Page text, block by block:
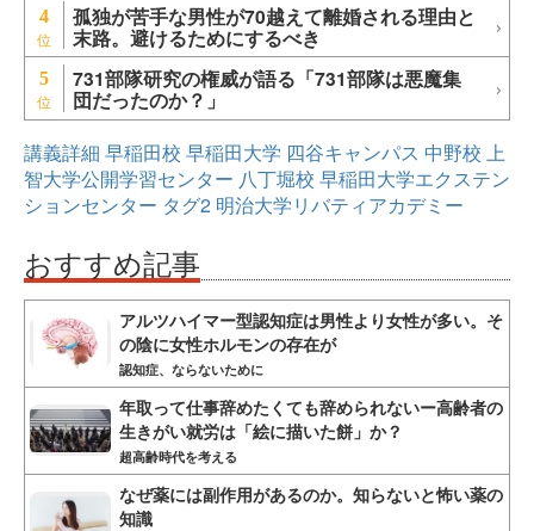
4 孤独が苦手な男性が70越えて離婚される理由と
末路。避けるためにするべき
5 731部隊研究の権威が語る「731部隊は悪魔集
団だったのか？」
講義詳細 早稲田校 早稲田大学 四谷キャンパス 中野校 上
智大学公開学習センター 八丁堀校 早稲田大学エクステン
ションセンター タグ2 明治大学リバティアカデミー
おすすめ記事
アルツハイマー型認知症は男性より女性が多い。そ
の陰に女性ホルモンの存在が
認知症、ならないために
年取って仕事辞めたくても辞められないー高齢者の
生きがい就労は「絵に描いた餅」か？
超高齢時代を考える
なぜ薬には副作用があるのか。知らないと怖い薬の
知識